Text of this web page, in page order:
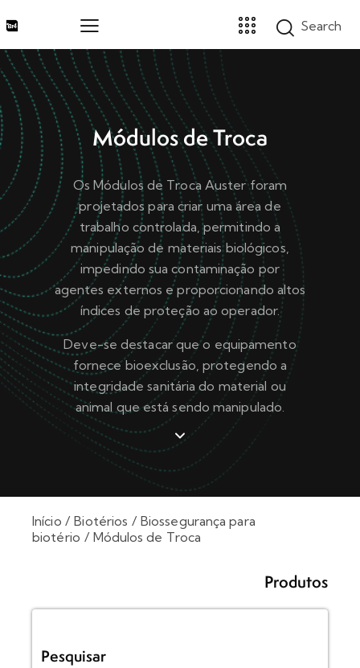
Módulos de Troca
Os Módulos de Troca Auster foram
projetados para criar uma área de
trabalho controlada, permitindo a
manipulação de materiais biológicos,
impedindo sua contaminação por
agentes externos e proporcionando altos
índices de proteção ao operador.
Deve-se destacar que o equipamento
fornece bioexclusão, protegendo a
integridade sanitária do material ou
animal que está sendo manipulado.
Home
Marcas
Segmentos
Produtos
Catálogos
Sobre
Blog
Contato
Promoções
Início Biotérios
Biossegurança para
biotério
Módulos de Troca
Produtos
Pesquisar